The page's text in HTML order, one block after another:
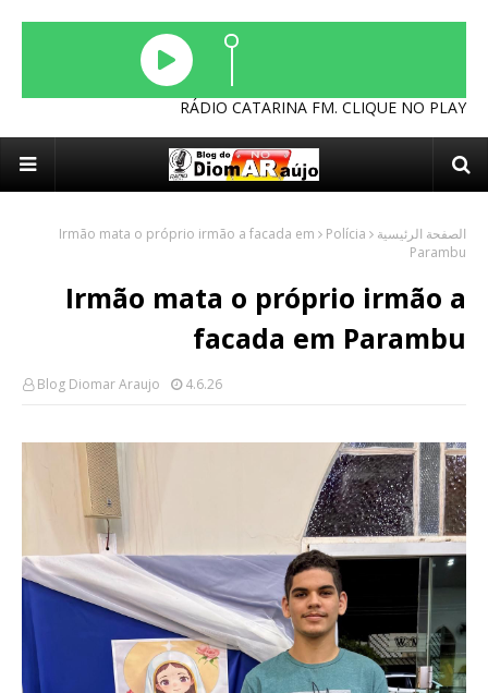
RÁDIO CATARINA FM. CLIQUE NO PLAY
الصفحة الرئيسية Polícia
Irmão mata o próprio irmão a facada em
Parambu
Irmão mata o próprio irmão a
facada em Parambu
Blog Diomar Araujo 4.6.26